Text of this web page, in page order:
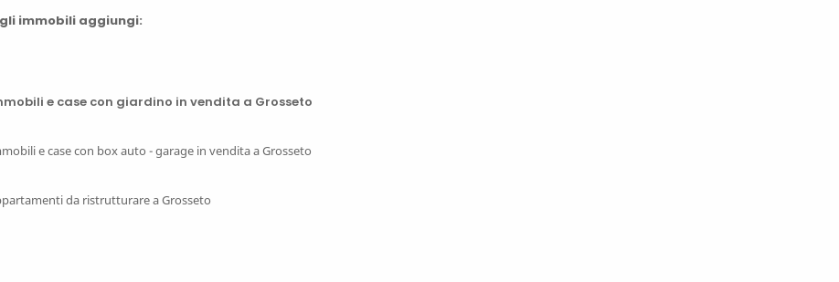
immobili aggiungi:
e case con giardino in vendita a Grosseto
e case con box auto - garage in vendita a Grosseto
da ristrutturare a Grosseto